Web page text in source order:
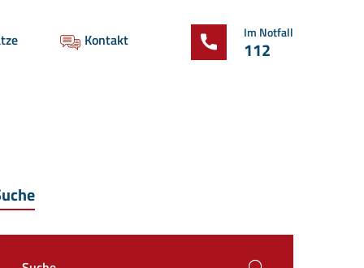
Kontakt Im Notfall
112